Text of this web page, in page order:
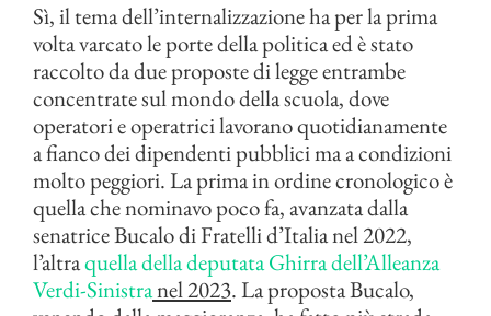
Sì, il tema dell’internalizzazione ha per la prima
volta varcato le porte della politica ed è stato
raccolto da due proposte di legge entrambe
concentrate sul mondo della scuola, dove
operatori e operatrici lavorano quotidianamente
a fianco dei dipendenti pubblici ma a condizioni
molto peggiori. La prima in ordine cronologico è
quella che nominavo poco fa, avanzata dalla
senatrice Bucalo di Fratelli d’Italia nel 2022,
l’altraquella della deputata Ghirra dell’Alleanza
Verdi-Sinistranel 2023. La proposta Bucalo,